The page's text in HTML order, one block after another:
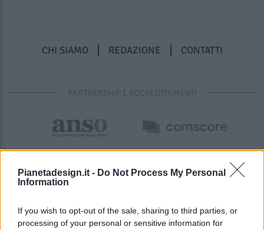
Pianetadesign.it - Do Not Process My Personal
Information
If you wish to opt-out of the sale, sharing to third parties, or
processing of your personal or sensitive information for
CHI SIAMO REDAZIONE CONTATTI
PARTNERSHIP E ACCREDITAMENTI